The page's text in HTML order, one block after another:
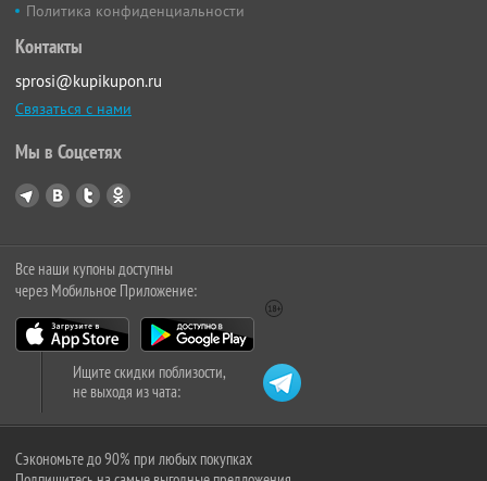
Политика конфиденциальности
Контакты
sprosi@kupikupon.ru
Связаться с нами
Мы в Соцсетях
Все наши купоны доступны
через Мобильное Приложение:
Ищите скидки поблизости,
не выходя из чата:
Сэкономьте до 90% при любых покупках